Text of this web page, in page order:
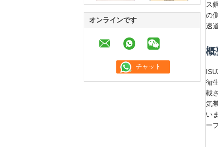
オンラインです
ス
の
速
概
衛
載
気
い
ー